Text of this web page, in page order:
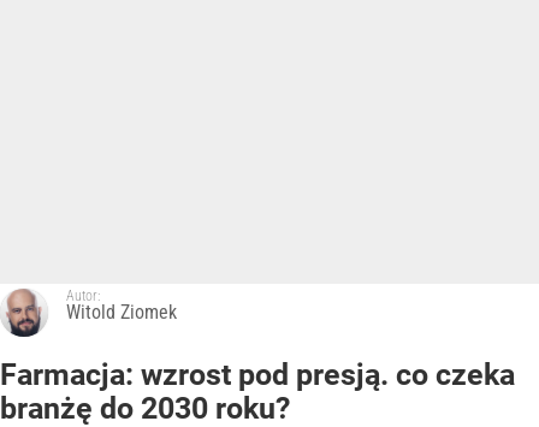
Autor:
Witold Ziomek
Farmacja: wzrost pod presją. co czeka
branżę do 2030 roku?